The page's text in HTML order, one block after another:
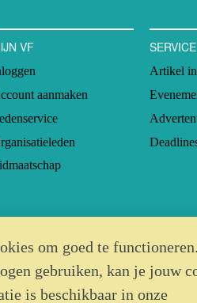
VF
aanmaken
SERVICE
Artikel
om goed te
gebruiken, kan je jouw
is beschikbaar in onze